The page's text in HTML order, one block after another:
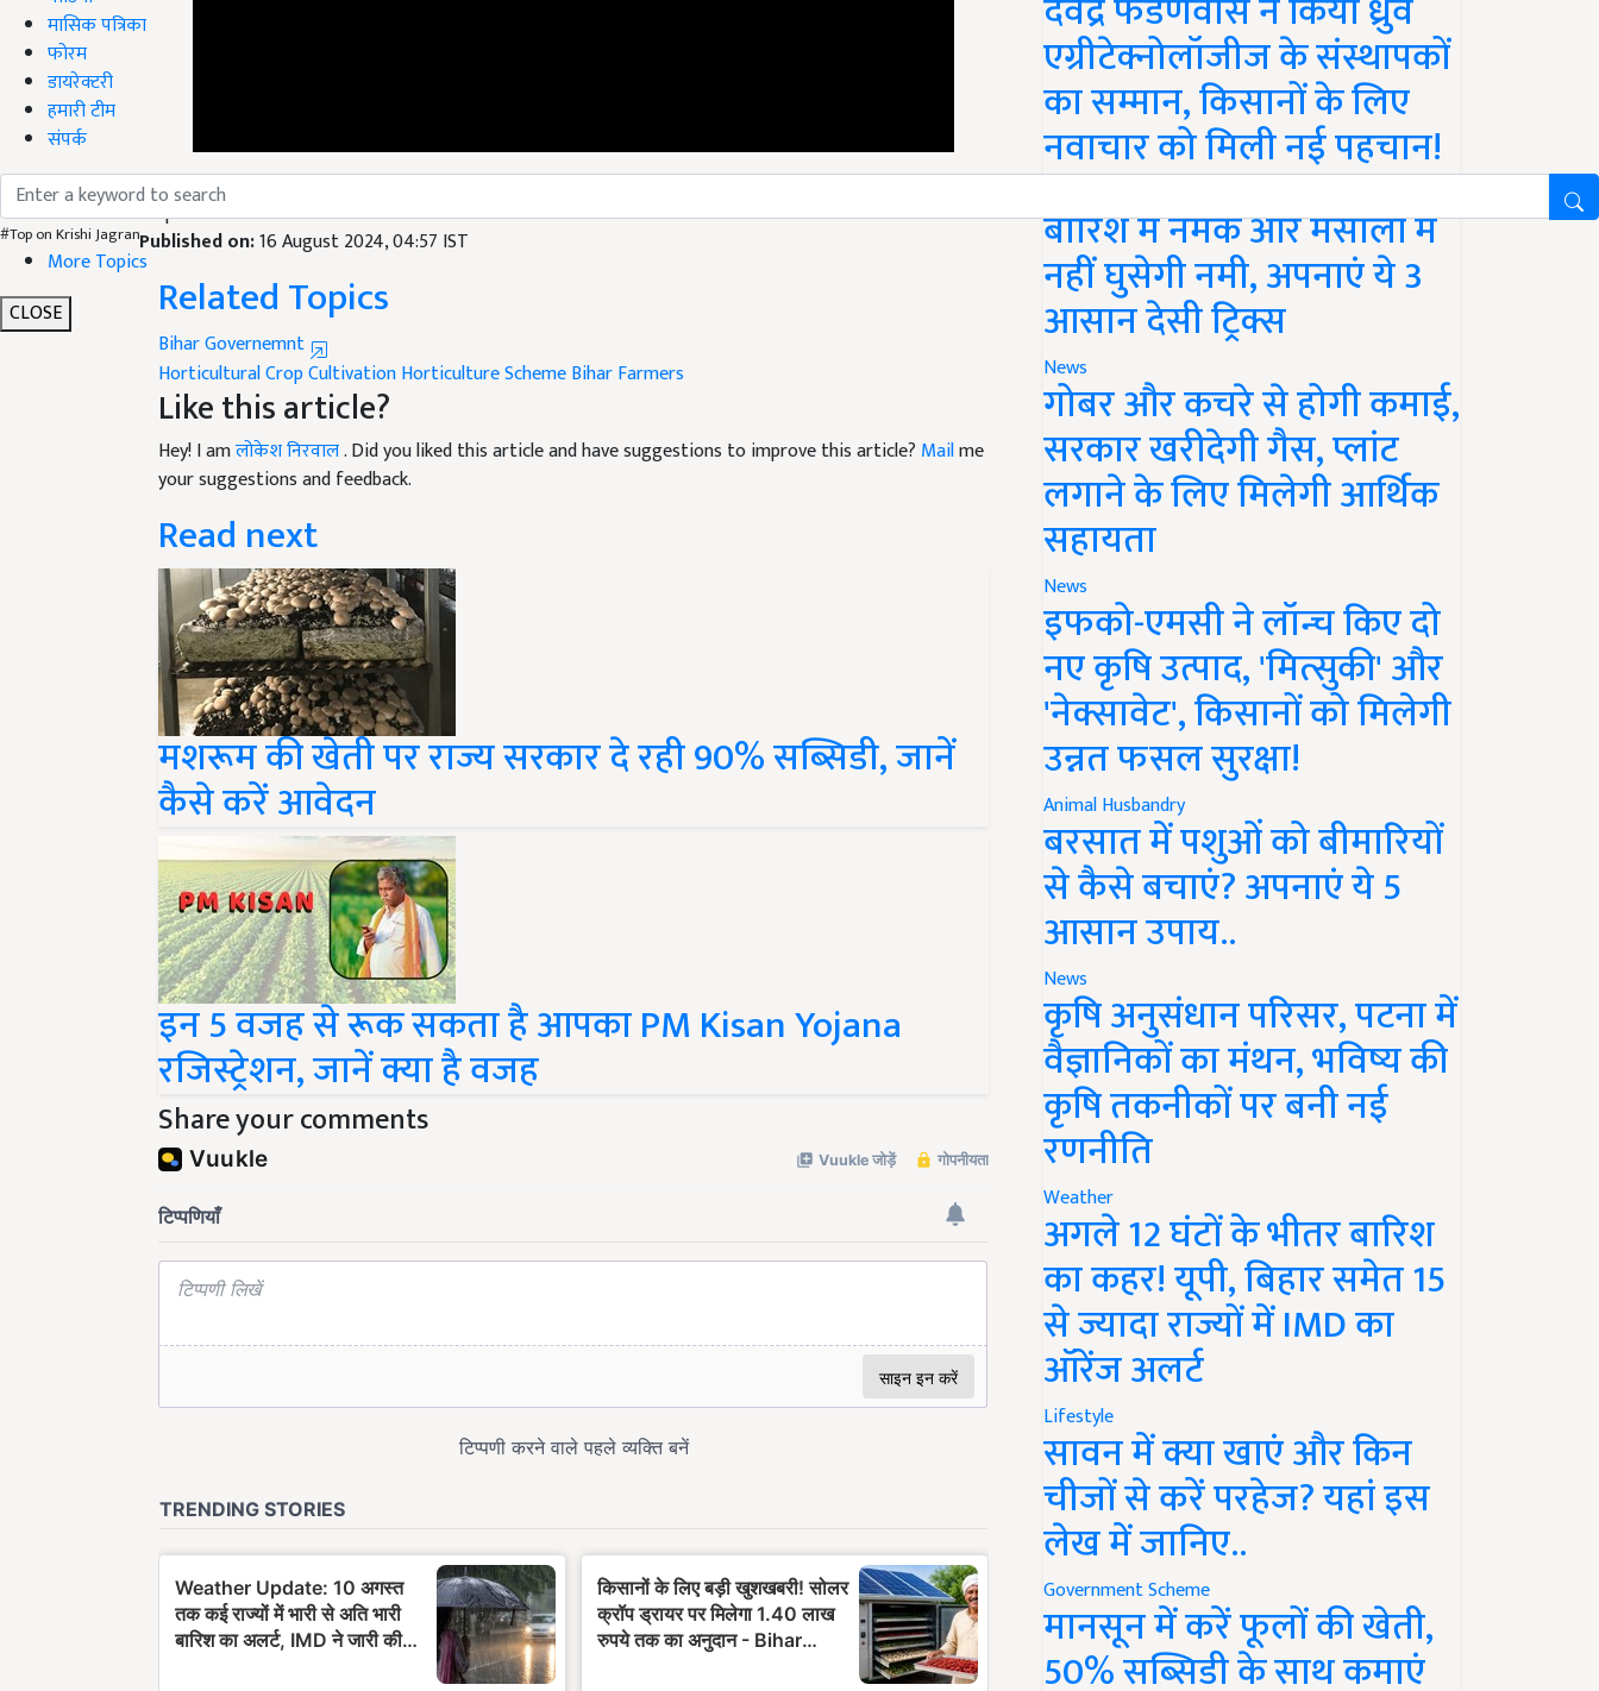
मासिक पत्रिका
फोरम
डायरेक्टरी
हमारी टीम
संपर्क
#Top on Krishi Jagran
More Topics
CLOSE
English Summary:Bihar government is giving a subsidy of Rs 1 lakh per acre for cultivating horticultural
crops
Published on:16 August 2024, 04:57 IST
Related Topics
Bihar Governemnt
Horticultural Crop Cultivation
Like this article?
Hey! I amलोकेश निरवाल. Did you liked this article and have suggestions to improve this article?
your suggestions and feedback.
Read next
मशरूम की खेती पर राज्य सरकार दे रही 90% सब्सिडी, जानें
कैसे करें आवेदन
इन 5 वजह से रूक सकता है आपका PM Kisan Yojana
रजिस्ट्रेशन, जानें क्या है वजह
Share your comments
एग्रीटेक्नोलॉजीज के संस्थापकों
का सम्मान, किसानों के लिए
नवाचार को मिली नई पहचान!
बारिश में नमक और मसालों में
नहीं घुसेगी नमी, अपनाएं ये 3
आसान देसी ट्रिक्स
News
गोबर और कचरे से होगी कमाई,
सरकार खरीदेगी गैस, प्लांट
लगाने के लिए मिलेगी आर्थिक
सहायता
News
इफको-एमसी ने लॉन्च किए दो
नए कृषि उत्पाद, 'मित्सुकी' और
'नेक्सावेट', किसानों को मिलेगी
उन्नत फसल सुरक्षा!
Animal Husbandry
बरसात में पशुओं को बीमारियों
से कैसे बचाएं? अपनाएं ये 5
आसान उपाय..
News
कृषि अनुसंधान परिसर, पटना में
वैज्ञानिकों का मंथन, भविष्य की
कृषि तकनीकों पर बनी नई
रणनीति
Weather
अगले 12 घंटों के भीतर बारिश
का कहर! यूपी, बिहार समेत 15
से ज्यादा राज्यों में IMD का
ऑरेंज अलर्ट
Lifestyle
सावन में क्या खाएं और किन
चीजों से करें परहेज? यहां इस
लेख में जानिए..
Government Scheme
मानसून में करें फूलों की खेती,
50% सब्सिडी के साथ कमाएं